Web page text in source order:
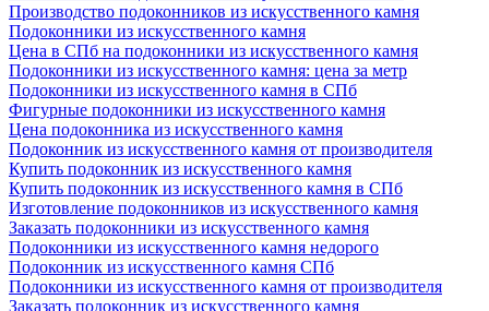
Производство подоконников из искусственного камня
Подоконники из искусственного камня
Цена в СПб на подоконники из искусственного камня
Подоконники из искусственного камня: цена за метр
Подоконники из искусственного камня в СПб
Фигурные подоконники из искусственного камня
Цена подоконника из искусственного камня
Подоконник из искусственного камня от производителя
Купить подоконник из искусственного камня
Купить подоконник из искусственного камня в СПб
Изготовление подоконников из искусственного камня
Заказать подоконники из искусственного камня
Подоконники из искусственного камня недорого
Подоконник из искусственного камня СПб
Подоконники из искусственного камня от производителя
Заказать подоконник из искусственного камня